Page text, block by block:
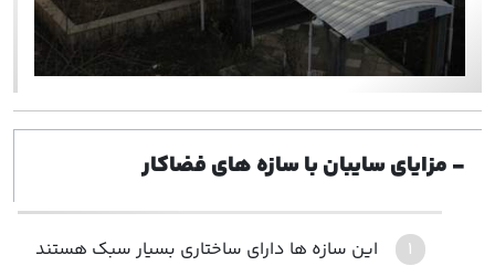
- مزایای سایبان با سازه های فضاکار
این سازه ها دارای ساختاری بسیار سبک هستند